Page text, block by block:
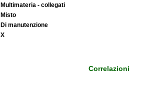
Multimateria - collegati
Misto
Di manutenzione
X
Correlazioni